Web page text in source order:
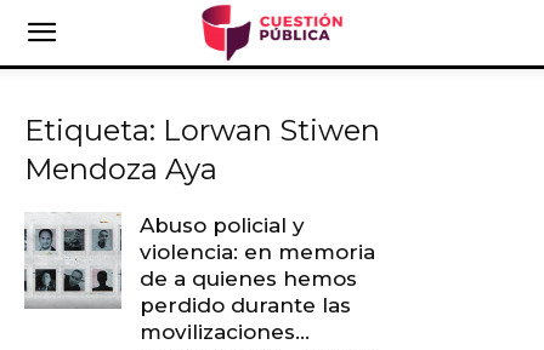
Etiqueta: Lorwan Stiwen
Mendoza Aya
Abuso policial y
violencia: en memoria
de a quienes hemos
perdido durante las
movilizaciones...